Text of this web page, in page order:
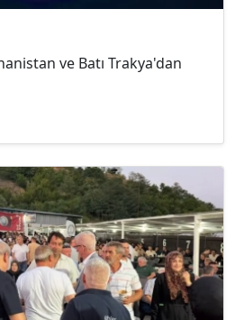
ve Batı Trakya'dan